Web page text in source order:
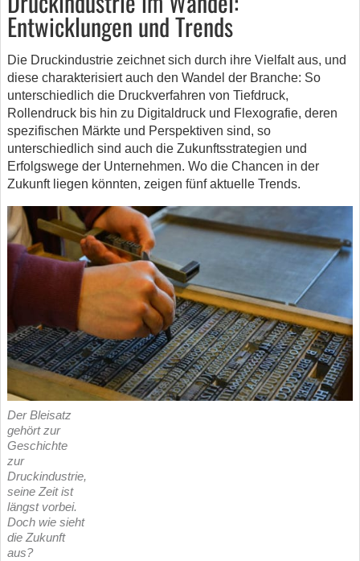
Entwicklungen und Trends
Die Druckindustrie zeichnet sich durch ihre Vielfalt aus, und
diese charakterisiert auch den Wandel der Branche: So
unterschiedlich die Druckverfahren von Tiefdruck,
Rollendruck bis hin zu Digitaldruck und Flexografie, deren
spezifischen Märkte und Perspektiven sind, so
unterschiedlich sind auch die Zukunftsstrategien und
Erfolgswege der Unternehmen. Wo die Chancen in der
Zukunft liegen könnten, zeigen fünf aktuelle Trends.
Der Bleisatz
gehört zur
Geschichte
zur
Druckindustrie,
seine Zeit ist
längst vorbei.
Doch wie sieht
die Zukunft
aus?